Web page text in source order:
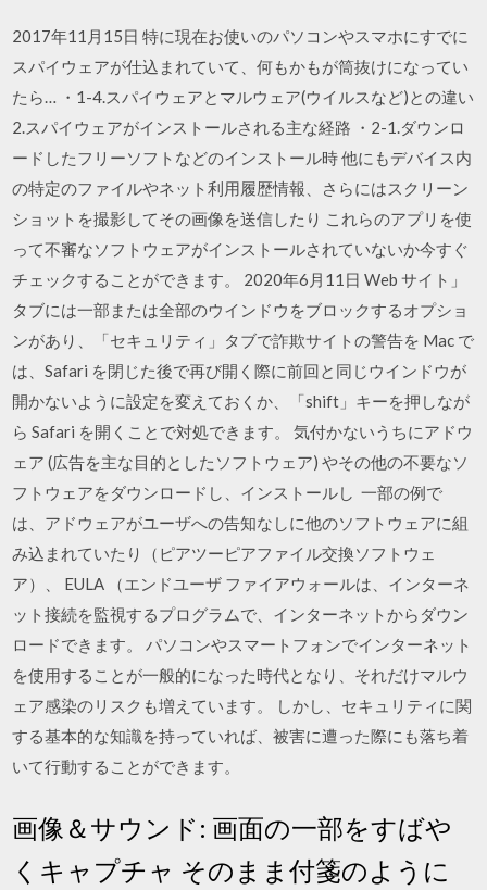
2017年11月15日 特に現在お使いのパソコンやスマホにすでに
スパイウェアが仕込まれていて、何もかもが筒抜けになってい
たら… ・1-4.スパイウェアとマルウェア(ウイルスなど)との違い
2.スパイウェアがインストールされる主な経路 ・2-1.ダウンロ
ードしたフリーソフトなどのインストール時 他にもデバイス内
の特定のファイルやネット利用履歴情報、さらにはスクリーン
ショットを撮影してその画像を送信したり これらのアプリを使
って不審なソフトウェアがインストールされていないか今すぐ
チェックすることができます。 2020年6月11日 Web サイト」
タブには一部または全部のウインドウをブロックするオプショ
ンがあり、「セキュリティ」タブで詐欺サイトの警告を Mac で
は、Safari を閉じた後で再び開く際に前回と同じウインドウが
開かないように設定を変えておくか、「shift」キーを押しなが
ら Safari を開くことで対処できます。 気付かないうちにアドウ
ェア (広告を主な目的としたソフトウェア) やその他の不要なソ
フトウェアをダウンロードし、インストールし 一部の例で
は、アドウェアがユーザへの告知なしに他のソフトウェアに組
み込まれていたり（ピアツーピアファイル交換ソフトウェ
ア）、 EULA （エンドユーザ ファイアウォールは、インターネ
ット接続を監視するプログラムで、インターネットからダウン
ロードできます。 パソコンやスマートフォンでインターネット
を使用することが一般的になった時代となり、それだけマルウ
ェア感染のリスクも増えています。 しかし、セキュリティに関
する基本的な知識を持っていれば、被害に遭った際にも落ち着
いて行動することができます。
画像＆サウンド: 画面の一部をすばや
くキャプチャ そのまま付箋のように